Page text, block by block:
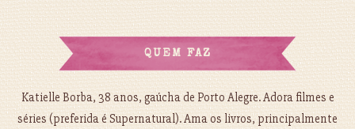
QUEM FAZ
Katielle Borba, 38 anos, gaúcha de Porto Alegre. Adora filmes e
séries (preferida é Supernatural). Ama os livros, principalmente